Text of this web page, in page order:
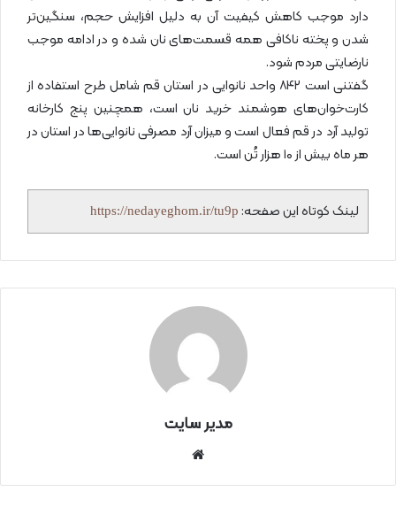
دارد موجب کاهش کیفیت آن به دلیل افزایش حجم، سنگین‌تر
شدن و پخته ناکافی همه قسمت‌های نان شده و در ادامه موجب
نارضایتی مردم شود.
گفتنی است ۸۴۲ واحد نانوایی در استان قم شامل طرح استفاده از
کارت‌خوان‌های هوشمند خرید نان است، همچنین پنج کارخانه
تولید آرد در قم فعال است و میزان آرد مصرفی نانوایی‌ها در استان در
هر ماه بیش از ۱۰ هزار تُن است.
لینک کوتاه این صفحه: https://nedayeghom.ir/tu9p
مدیر سایت